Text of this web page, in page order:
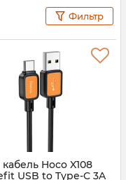
Фильтр
кабель Hoco X108
USB to Type-C 3A